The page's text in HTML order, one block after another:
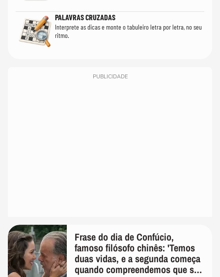
PALAVRAS CRUZADAS
Interprete as dicas e monte o tabuleiro letra por letra, no seu
ritmo.
PUBLICIDADE
Frase do dia de Confúcio,
famoso filósofo chinês: 'Temos
duas vidas, e a segunda começa
quando compreendemos que só